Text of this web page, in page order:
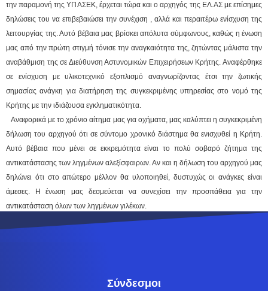
την παραμονή της ΥΠΑΣΕΚ, έρχεται τώρα και ο αρχηγός της ΕΛ.ΑΣ με επίσημες
δηλώσεις του να επιβεβαιώσει την συνέχιση , αλλά και περαιτέρω ενίσχυση της
λειτουργίας της. Αυτό βέβαια μας βρίσκει απόλυτα σύμφωνους, καθώς η ένωση
μας από την πρώτη στιγμή τόνισε την αναγκαιότητα της, ζητώντας μάλιστα την
αναβάθμιση της σε Διεύθυνση Αστυνομικών Επιχειρήσεων Κρήτης. Αναφέρθηκε
σε ενίσχυση με υλικοτεχνικό εξοπλισμό αναγνωρίζοντας έτσι την ζωτικής
σημασίας ανάγκη για διατήρηση της συγκεκριμένης υπηρεσίας στο νομό της
Κρήτης με την ιδιάζουσα εγκληματικότητα.
Αναφορικά με το χρόνιο αίτημα μας για οχήματα, μας καλύπτει η συγκεκριμένη
δήλωση του αρχηγού ότι σε σύντομο χρονικό διάστημα θα ενισχυθεί η Κρήτη.
Αυτό βέβαια που μένει σε εκκρεμότητα είναι το πολύ σοβαρό ζήτημα της
αντικατάστασης των ληγμένων αλεξίσφαιρων. Αν και η δήλωση του αρχηγού μας
δηλώνει ότι στο απώτερο μέλλον θα υλοποιηθεί, δυστυχώς οι ανάγκες είναι
άμεσες. Η ένωση μας δεσμεύεται να συνεχίσει την προσπάθεια για την
αντικατάσταση όλων των ληγμένων γιλέκων.
Σύνδεσμοι